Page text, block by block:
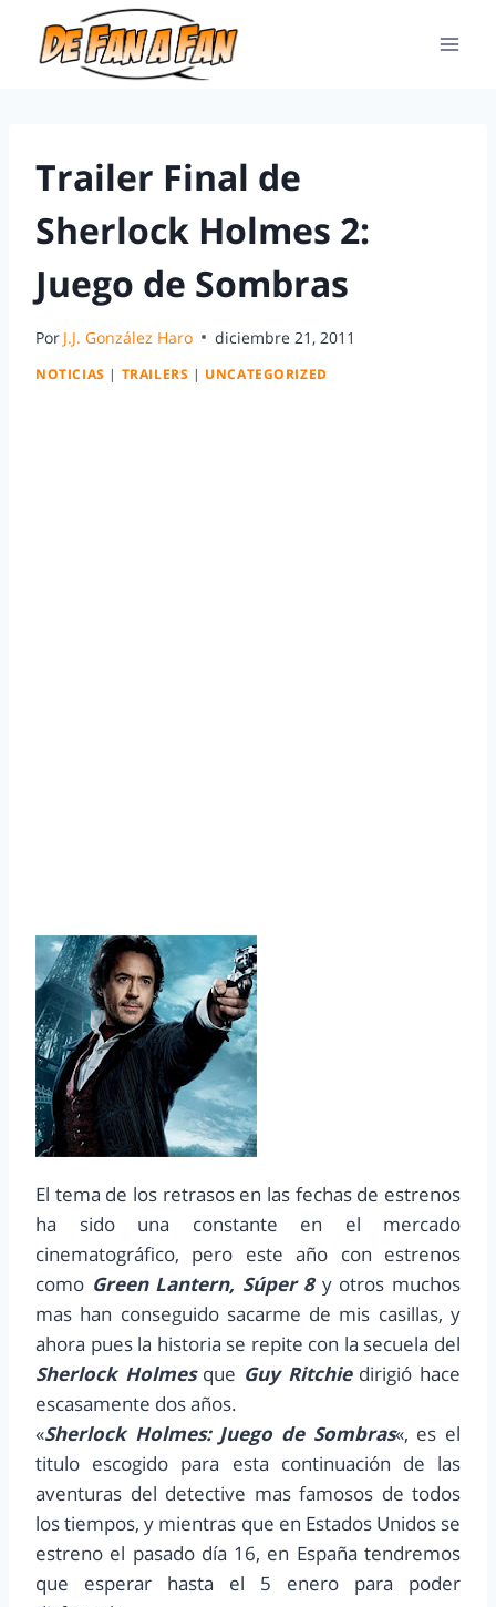
Trailer Final de
Sherlock Holmes 2:
Juego de Sombras
Por J.J. González Haro diciembre 21, 2011
NOTICIAS | TRAILERS | UNCATEGORIZED
El tema de los retrasos en las fechas de estrenos
ha sido una constante en el mercado
cinematográfico, pero este año con estrenos
como Green Lantern, Súper 8y otros muchos
mas han conseguido sacarme de mis casillas, y
ahora pues la historia se repite con la secuela del
Sherlock Holmesque Guy Ritchiedirigió hace
escasamente dos años.
«Sherlock Holmes: Juego de Sombras«, es el
titulo escogido para esta continuación de las
aventuras del detective mas famosos de todos
los tiempos, y mientras que en Estados Unidos se
estreno el pasado día 16, en España tendremos
que esperar hasta el 5 enero para poder